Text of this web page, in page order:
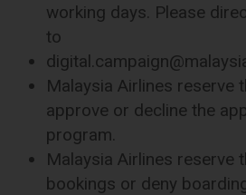
working days. Please
to
Malaysia Airlines reserve
approve or decline the
program.
Malaysia Airlines reserve
bookings or deny